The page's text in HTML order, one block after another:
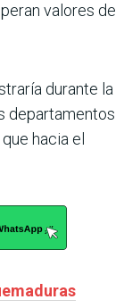
valores de
durante la
departamentos
hacia el